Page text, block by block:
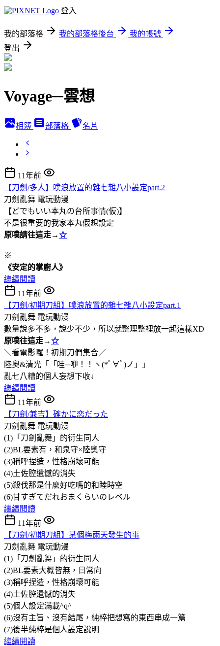
登入
我的部落格 我的部落格後台
我的帳號
登出
Voyage─雲想
相簿 部落格 名片
11年前
【刀劍/多人】噗浪放置的雜七雜八小設定part.2
刀劍亂舞 電玩動漫
【どでもいい本丸の台所事情(仮)】
不是很重要的我家本丸假想設定
原噗請往這走→☆
※
《安定的掌廚人》
繼續閱讀
11年前
【刀劍/初期刀組】噗浪放置的雜七雜八小設定part.1
刀劍亂舞 電玩動漫
數量說多不多，說少不少，所以就整理整裡放一起這樣XD
原噗往這走→☆
＼看電影囉！初期刀們集合／
陸奧&清光「「哇─咿！！ヽ(*ﾟ∀ﾟ)ノ」」
亂七八糟的個人妄想下收↓
繼續閱讀
11年前
【刀劍/兼吉】確かに恋だった
刀劍亂舞 電玩動漫
(1)「刀劍亂舞」的衍生同人
(2)BL要素有，和泉守×陸奧守
(3)稱呼捏造，性格崩壞可能
(4)土佐腔遺憾的消失
(5)殺伐那是什麼好吃嗎的和睦時空
(6)甘すぎてだれおまくらいのレベル
繼續閱讀
11年前
【刀劍/初期刀組】某個梅雨天發生的事
刀劍亂舞 電玩動漫
(1)「刀劍亂舞」的衍生同人
(2)BL要素大概皆無，日常向
(3)稱呼捏造，性格崩壞可能
(4)土佐腔遺憾的消失
(5)個人設定滿載^q^
(6)沒有主旨、沒有結尾，純粹把想寫的東西串成一篇
(7)後半純粹是個人設定說明
繼續閱讀